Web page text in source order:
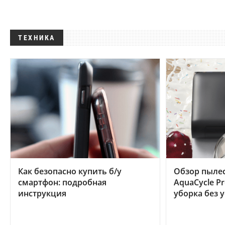
ТЕХНИКА
Как безопасно купить б/у
смартфон: подробная
инструкция
Обзор
AquaCycle
уборка без